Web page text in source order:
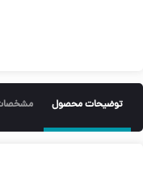
توضیحات محصول